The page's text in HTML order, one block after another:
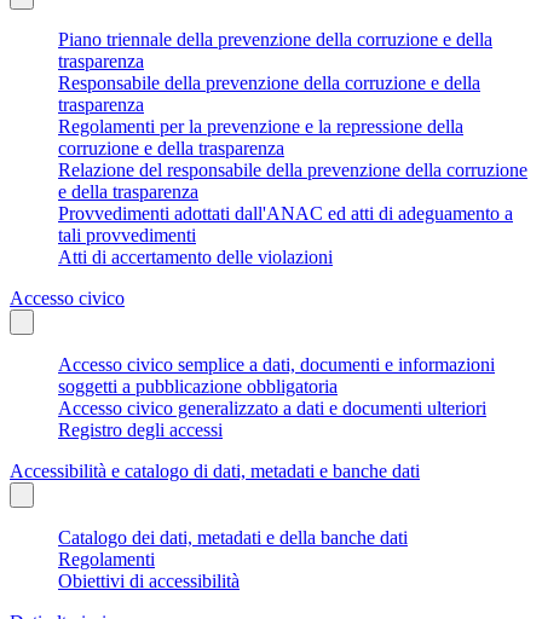
Piano triennale della prevenzione della corruzione e della
trasparenza
Responsabile della prevenzione della corruzione e della
trasparenza
Regolamenti per la prevenzione e la repressione della
corruzione e della trasparenza
Relazione del responsabile della prevenzione della corruzione
e della trasparenza
Provvedimenti adottati dall'ANAC ed atti di adeguamento a
tali provvedimenti
Atti di accertamento delle violazioni
Accesso civico
Accesso civico semplice a dati, documenti e informazioni
soggetti a pubblicazione obbligatoria
Accesso civico generalizzato a dati e documenti ulteriori
Registro degli accessi
Accessibilità e catalogo di dati, metadati e banche dati
Catalogo dei dati, metadati e della banche dati
Regolamenti
Obiettivi di accessibilità